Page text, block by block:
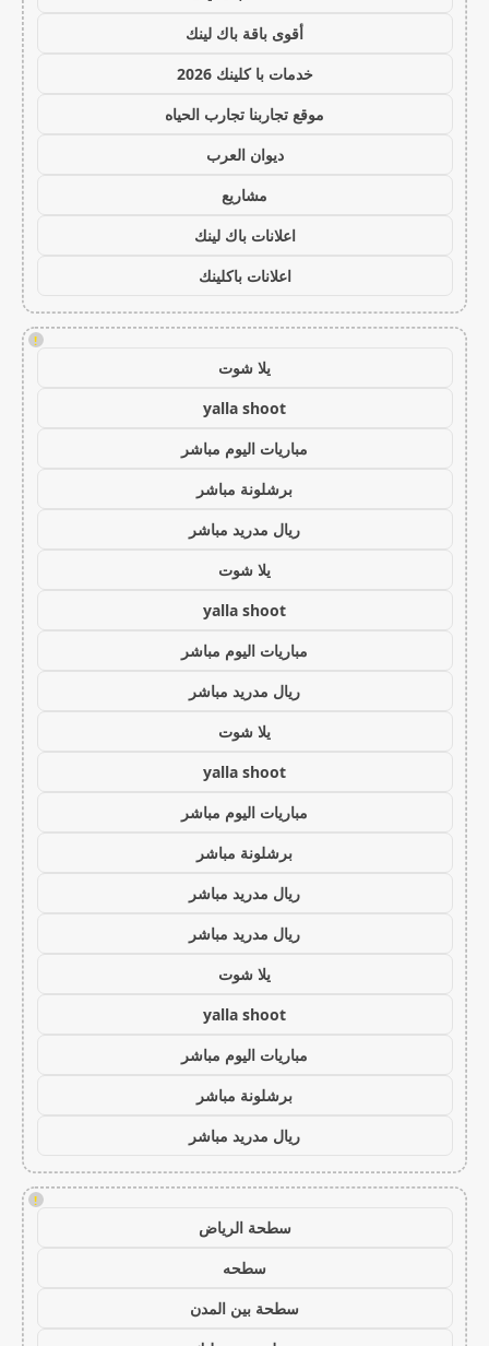
أقوى باقة باك لينك
خدمات با كلينك 2026
موقع تجاربنا تجارب الحياه
ديوان العرب
مشاريع
اعلانات باك لينك
اعلانات باكلينك
!
يلا شوت
yalla shoot
مباريات اليوم مباشر
برشلونة مباشر
ريال مدريد مباشر
يلا شوت
yalla shoot
مباريات اليوم مباشر
ريال مدريد مباشر
يلا شوت
yalla shoot
مباريات اليوم مباشر
برشلونة مباشر
ريال مدريد مباشر
ريال مدريد مباشر
يلا شوت
yalla shoot
مباريات اليوم مباشر
برشلونة مباشر
ريال مدريد مباشر
!
سطحة الرياض
سطحه
سطحة بين المدن